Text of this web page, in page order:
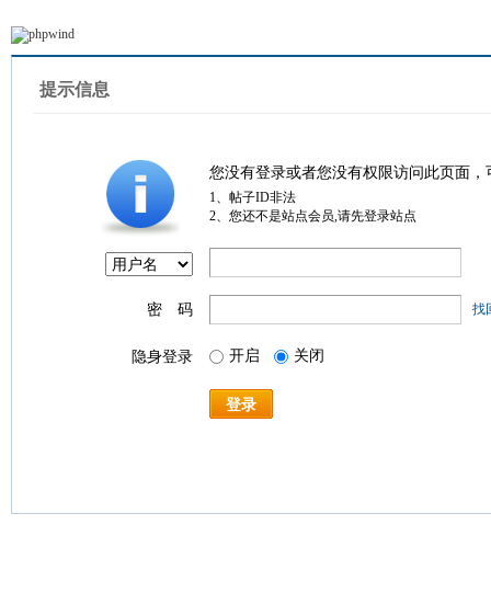
提示信息
您没有登录或者您没有权限访问此页面
1、帖子ID非法
2、您还不是站点会员,请先登录站点
密 码 找
隐身登录 开启 关闭
登录